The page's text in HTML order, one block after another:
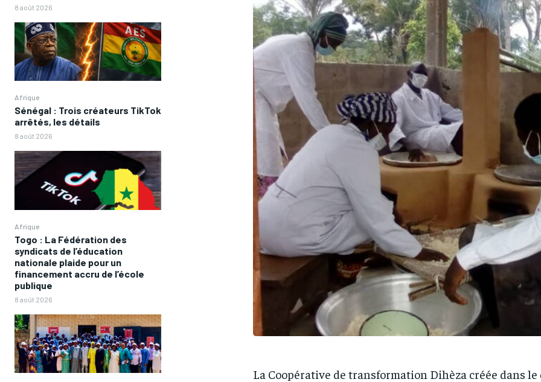
8 août 2026
Afrique
Sénégal : Trois créateurs TikTok
arrêtés, les détails
8 août 2026
Afrique
Togo : La Fédération des
syndicats de l’éducation
nationale plaide pour un
financement accru de l’école
publique
8 août 2026
La Coopérative de transformation Dihèza créée dans le